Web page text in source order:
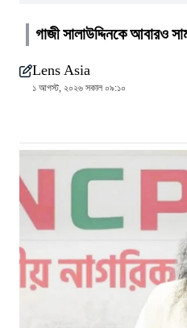
গাজী সালাউদ্দিনকে আবারও
Lens Asia
১ আগস্ট, ২০২৬ সকাল ০৯:১০